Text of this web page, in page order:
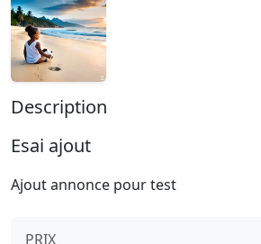
Description
Esai ajout
Ajout annonce pour test
PRIX